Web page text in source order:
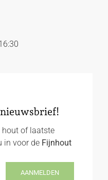
hout of laatste
in voor de Fijnhout
AANMELDEN